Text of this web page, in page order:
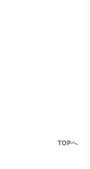
TOPへ